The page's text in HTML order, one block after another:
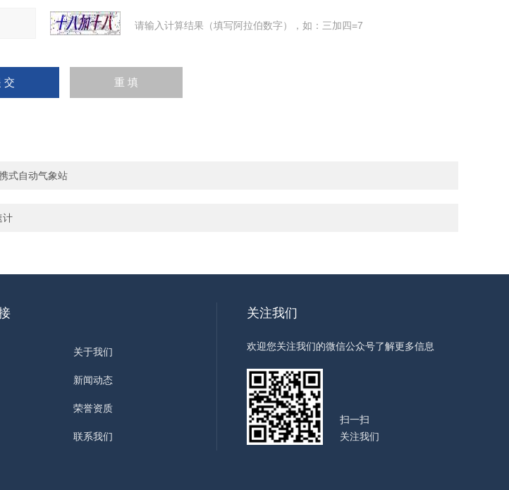
请输入计算结果（填写阿拉伯数字），如：三加四=7
式自动气象站
计
关于我们
新闻动态
荣誉资质
联系我们
关注我们
欢迎您关注我们的微信公众号了解更多信息
扫一扫
关注我们